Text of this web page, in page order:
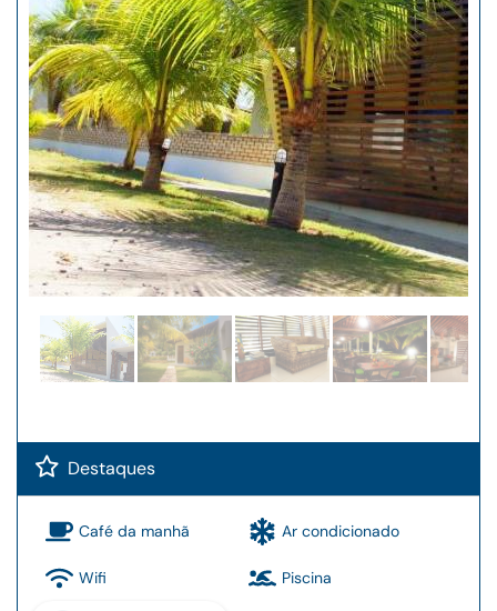
Destaques
Café da manhã Ar condicionado
Wifi Piscina